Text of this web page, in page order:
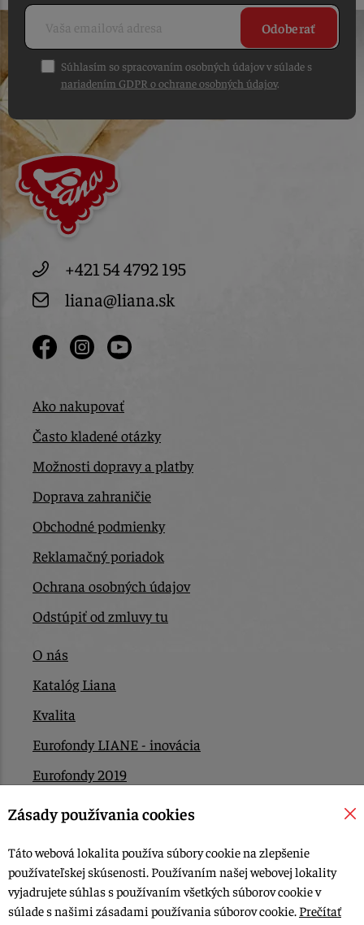
Odoberať
Súhlasím so spracovaním osobných údajov v súlade s
nariadením GDPR o ochrane osobných údajov.
+421 54 4792 195
liana@liana.sk
Ako nakupovať
Často kladené otázky
Možnosti dopravy a platby
Doprava zahraničie
Obchodné podmienky
Reklamačný poriadok
Ochrana osobných údajov
Odstúpiť od zmluvy tu
O nás
Katalóg Liana
Kvalita
Eurofondy LIANE - inovácia
Eurofondy 2019
Eurofondy 2022/2023
Kontakt
© 2015-2026, LIANA GOLIAŠ s.r.o. všetky práva vyhradené.
Zásady používania cookies
Táto webová lokalita používa súbory cookie na zlepšenie
používateľskej skúsenosti. Používaním našej webovej lokality
vyjadrujete súhlas s používaním všetkých súborov cookie v
súlade s našimi zásadami používania súborov cookie. Prečítať